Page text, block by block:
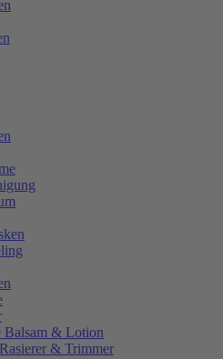
Balsam & Lotion
& Trimmer